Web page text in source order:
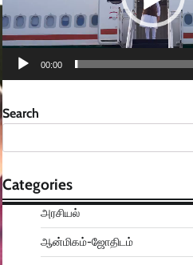
00:00
Search
Categories
அரசியல்
ஆன்மிகம்-ஜோதிடம்